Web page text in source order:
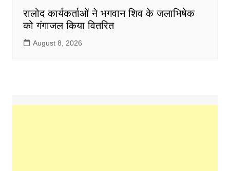
रालोद कार्यकर्ताओं ने भगवान शिव के जलाभिषेक
को गंगाजल किया वितरित
August 8, 2026